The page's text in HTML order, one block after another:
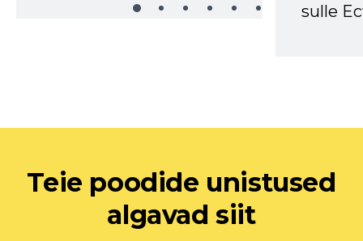
sulle
Teie poodide unistused
algavad siit